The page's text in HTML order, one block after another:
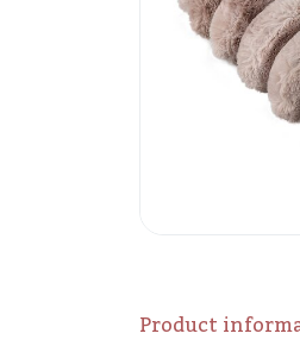
Product